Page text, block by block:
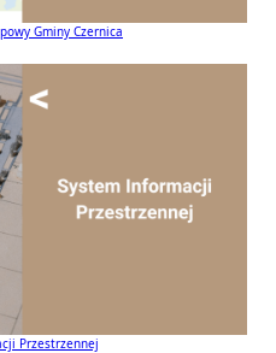
Gminy Czernica
Przestrzennej